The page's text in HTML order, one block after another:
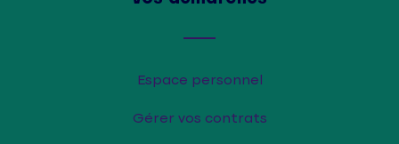
Espace personnel
Gérer vos contrats